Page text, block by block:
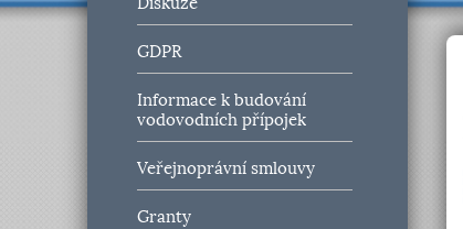
GDPR
Informace k budování
vodovodních přípojek
Veřejnoprávní smlouvy
Granty